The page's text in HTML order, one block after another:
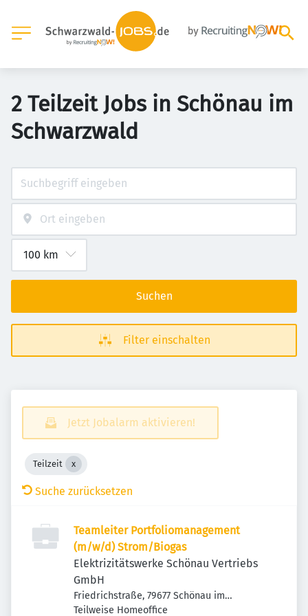
2 Teilzeit Jobs in Schönau im
Schwarzwald
Suchen
Filter einschalten
Jetzt Jobalarm aktivieren!
Teilzeit
Suche zurücksetzen
Teamleiter Portfoliomanagement
(m/w/d) Strom/Biogas
Elektrizitätswerke Schönau Vertriebs
GmbH
Friedrichstraße, 79677 Schönau im
Schwarzwald, Deutschland
Teilweise Homeoffice